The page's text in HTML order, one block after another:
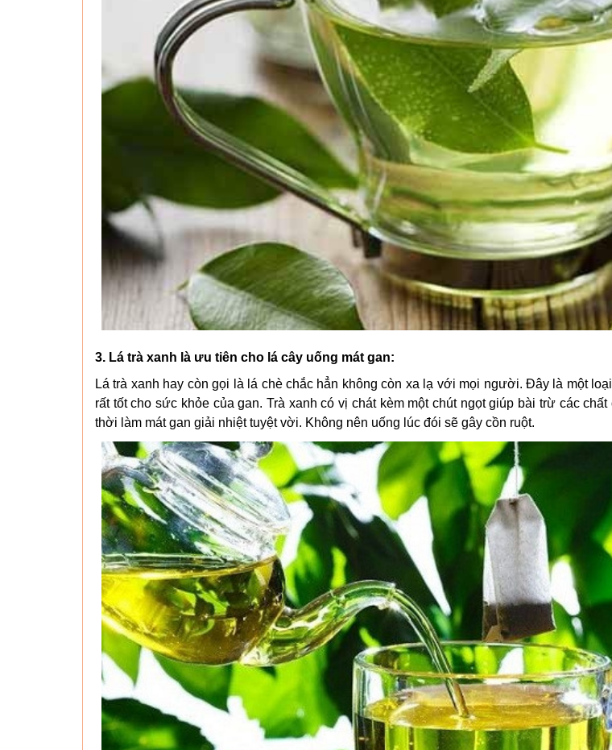
3. Lá trà xanh là ưu tiên cho lá cây uống mát gan:
Lá trà xanh hay còn gọi là lá chè chắc hẳn không còn xa lạ với mọi người. Đây là một
rất tốt cho sức khỏe của gan. Trà xanh có vị chát kèm một chút ngọt giúp bài trừ các
thời làm mát gan giải nhiệt tuyệt vời. Không nên uống lúc đói sẽ gây cồn ruột.